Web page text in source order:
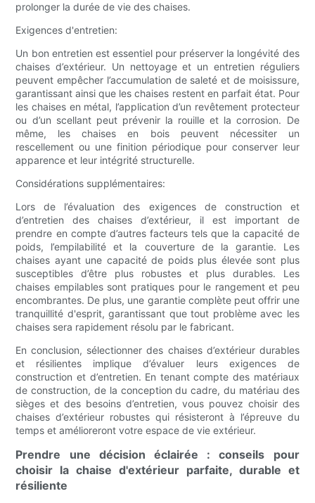
prolonger la durée de vie des chaises.
Exigences d'entretien:
Un bon entretien est essentiel pour préserver la longévité des
chaises d’extérieur. Un nettoyage et un entretien réguliers
peuvent empêcher l’accumulation de saleté et de moisissure,
garantissant ainsi que les chaises restent en parfait état. Pour
les chaises en métal, l’application d’un revêtement protecteur
ou d’un scellant peut prévenir la rouille et la corrosion. De
même, les chaises en bois peuvent nécessiter un
rescellement ou une finition périodique pour conserver leur
apparence et leur intégrité structurelle.
Considérations supplémentaires:
Lors de l’évaluation des exigences de construction et
d’entretien des chaises d’extérieur, il est important de
prendre en compte d’autres facteurs tels que la capacité de
poids, l’empilabilité et la couverture de la garantie. Les
chaises ayant une capacité de poids plus élevée sont plus
susceptibles d’être plus robustes et plus durables. Les
chaises empilables sont pratiques pour le rangement et peu
encombrantes. De plus, une garantie complète peut offrir une
tranquillité d'esprit, garantissant que tout problème avec les
chaises sera rapidement résolu par le fabricant.
En conclusion, sélectionner des chaises d’extérieur durables
et résilientes implique d’évaluer leurs exigences de
construction et d’entretien. En tenant compte des matériaux
de construction, de la conception du cadre, du matériau des
sièges et des besoins d’entretien, vous pouvez choisir des
chaises d’extérieur robustes qui résisteront à l’épreuve du
temps et amélioreront votre espace de vie extérieur.
Prendre une décision éclairée : conseils pour
choisir la chaise d'extérieur parfaite, durable et
résiliente